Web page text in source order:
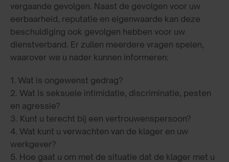
vergaande gevolgen. Naast de gevolgen voor uw
eerbaarheid, reputatie en eigenwaarde kan deze
beschuldiging ook gevolgen hebben voor uw
dienstverband. Er zullen meerdere vragen spelen,
waarover we u nader kunnen informeren:
1. Wat is ongewenst gedrag?
2. Wat is seksuele intimidatie, discriminatie, pesten
en agressie?
3. Kunt u terecht bij een vertrouwenspersoon?
4. Wat kunt u verwachten van de klager en uw
werkgever?
5. Hoe gaat u om met de situatie dat de klager met u